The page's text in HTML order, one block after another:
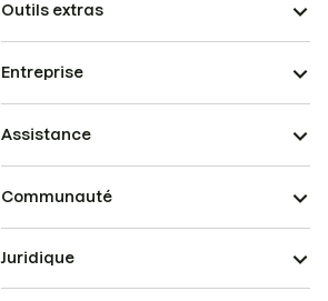
Outils extras
Entreprise
Assistance
Communauté
Juridique